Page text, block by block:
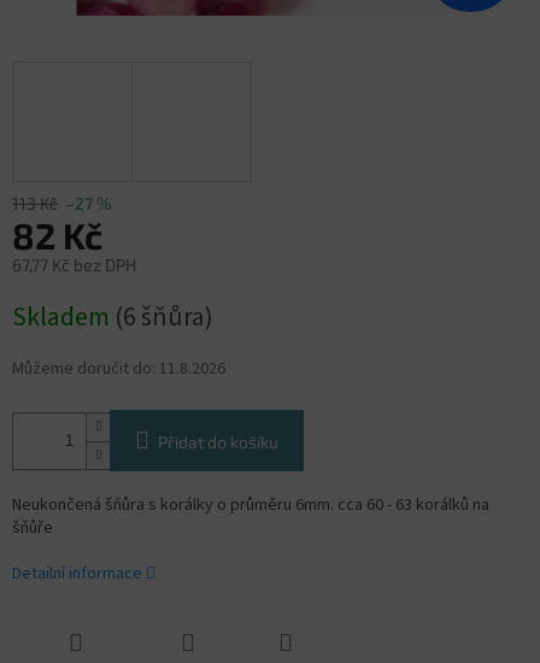
113 Kč –27 %
82 Kč
67,77 Kč bez DPH
cena:
Skladem (6 šňůra)
Můžeme doručit do: 11.8.2026
Přidat do košíku
Neukončená šňůra s korálky o průměru 6mm. cca 60 - 63 korálků na
šňůře
Detailní informace